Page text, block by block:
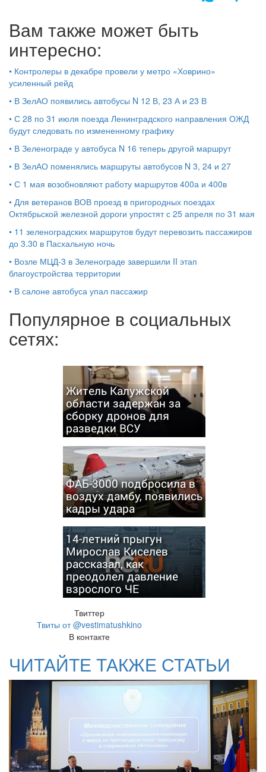
Вам также может быть
интересно:
• Контролеры в декабре провели у метро «Ховрино»
усиленный рейд
• В ЗелАО появились автобусы N 12 В, 23 А и 23 В
• С 28 по 31 июля поезда Ленинградского направления ОЖД
будут следовать по измененному графику
• В Зеленограде у автобуса N 16 теперь другой маршрут
• В ЗелАО поменялись маршруты автобусов N 3, 24 и 27
• С 1 мая возобновляют работу маршрутов 400а и 400в
• Для ветеранов ВОВ проезд в пригородных поездах
Октябрьской железной дороги упростят с 25 апреля по 31 мая
• 11 зеленоградских маршрутов будут перевозить пассажиров
до 3.30 в Пасхальную ночь
• Возле МЦД-3 в Зеленограде завершили II этап
благоустройства территории
• В салоне автобуса упал пассажир
Популярное в социальных
сетях:
Житель Калужской
области задержан за
сборку дронов для
разведки ВСУ
ФАБ-3000 подбросила в
воздух дамбу, появились
кадры удара
14-летний прыгун
Мирослав Киселев
рассказал, как
преодолел давление
взрослого ЧЕ
Твиттер
Твиты от @vestimatushkino
В контакте
ЧИТАЙТЕ ТАКЖЕ СТАТЬИ